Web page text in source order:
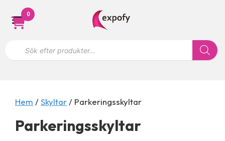
Hoppa
innehåll
0
Hem /Skyltar / Parkeringsskyltar
Parkeringsskyltar